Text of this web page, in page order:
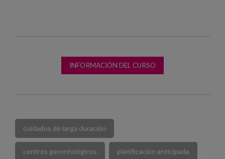
INFORMACIÓN DEL CURSO
cuidados de larga duración
centros gerontológicos planificación anticipada